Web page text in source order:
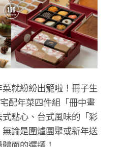
就紛紛出籠啦！冊子生
配年菜四件組「冊中畫
點心、台式風味的「彩
論是圍爐團聚或新年送